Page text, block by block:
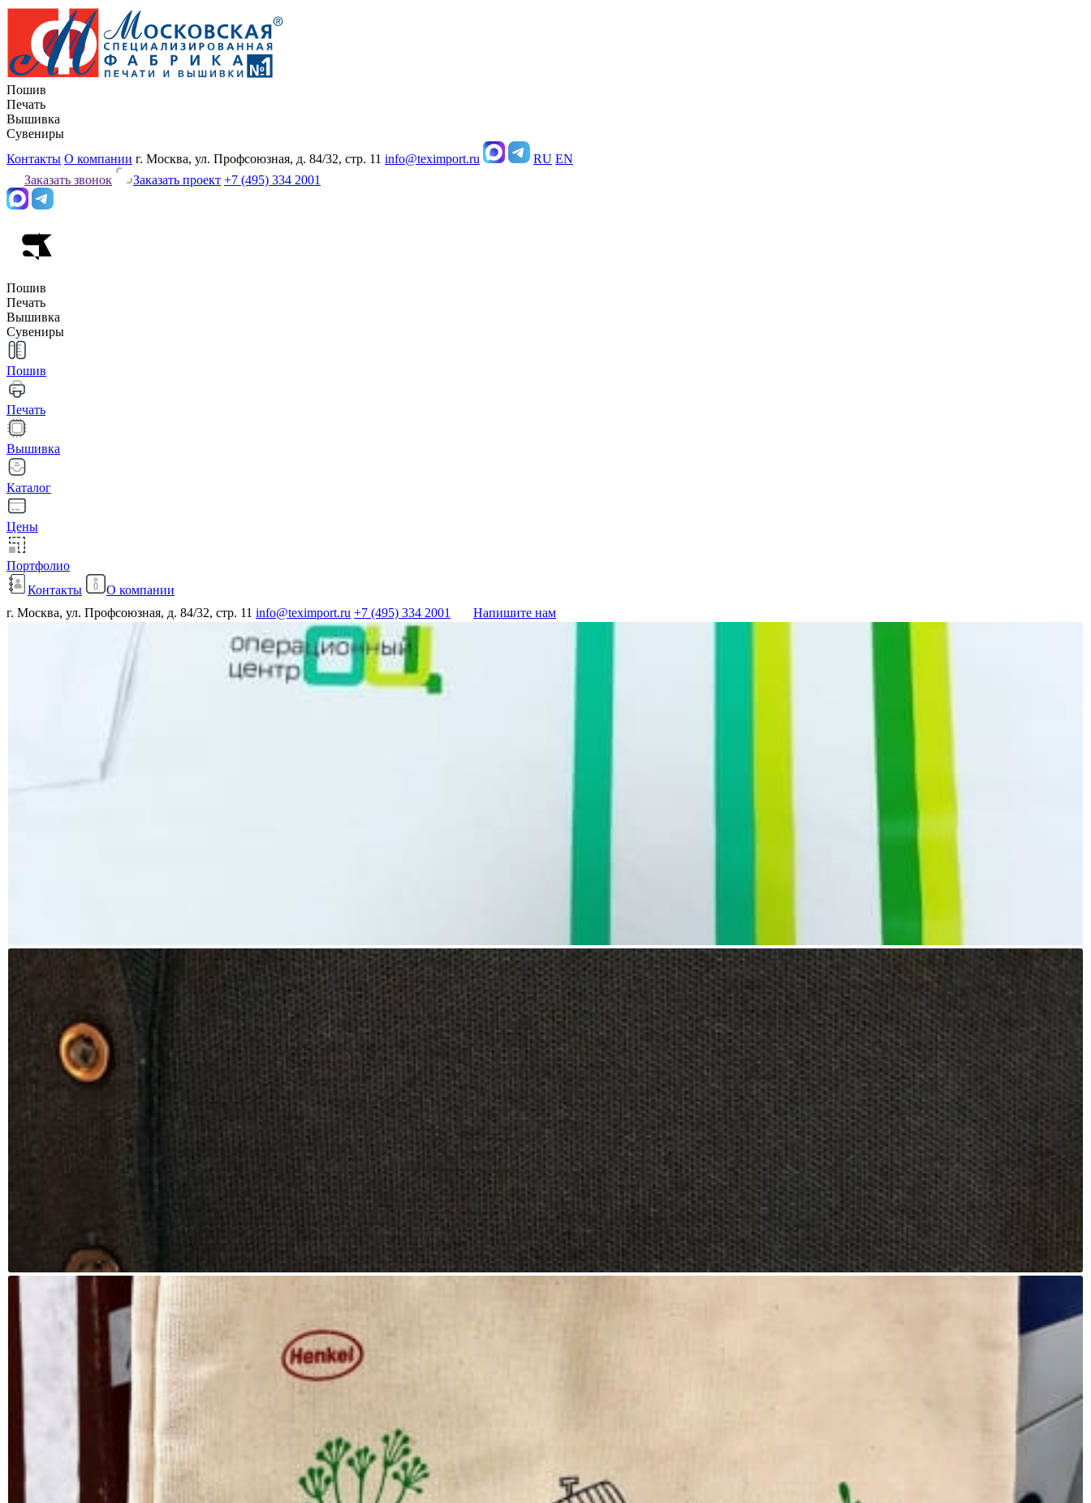
Пошив
Печать
Вышивка
Сувениры
Контакты О компании г. Москва, ул. Профсоюзная, д. 84/32, стр. 11 info@teximport.ru RU EN
Заказать звонок
Заказать проект +7 (495) 334 2001
Пошив
Печать
Вышивка
Сувениры
Пошив
Печать
Вышивка
Каталог
Цены
Портфолио
Контакты
О компании
г. Москва, ул. Профсоюзная, д. 84/32, стр. 11 info@teximport.ru +7 (495) 334 2001 Напишите нам